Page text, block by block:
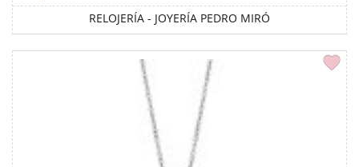
RELOJERÍA - JOYERÍA PEDRO MIRÓ